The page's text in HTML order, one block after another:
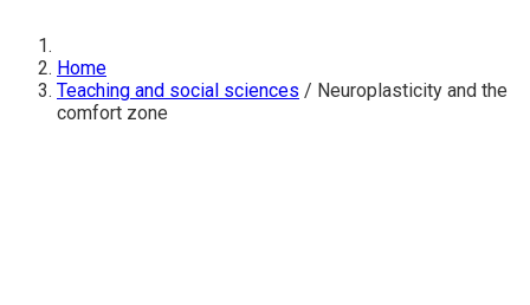
Home
Teaching and social sciences / Neuroplasticity and the
comfort zone